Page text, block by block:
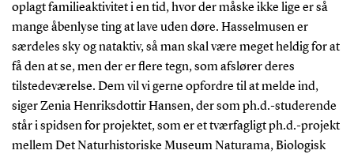
oplagt familieaktivitet i en tid, hvor der måske ikke lige er så
mange åbenlyse ting at lave uden døre. Hasselmusen er
særdeles sky og nataktiv, så man skal være meget heldig for at
få den at se, men der er flere tegn, som afslører deres
tilstedeværelse. Dem vil vi gerne opfordre til at melde ind,
siger Zenia Henriksdottir Hansen, der som ph.d.-studerende
står i spidsen for projektet, som er et tværfagligt ph.d.-projekt
mellem Det Naturhistoriske Museum Naturama, Biologisk